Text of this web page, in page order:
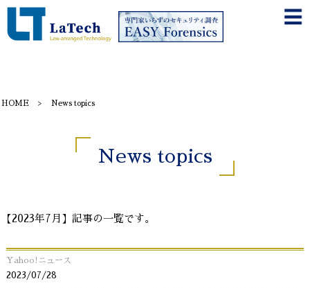
HOME News topics
News topics
【2023年7月】記事の一覧です。
Yahoo!ニュース
2023/07/28